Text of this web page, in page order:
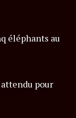
éléphants au
pour